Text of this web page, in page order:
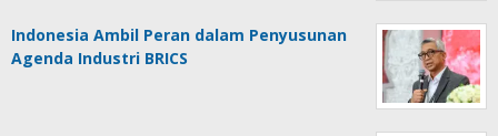
Indonesia Ambil Peran dalam Penyusunan
Agenda Industri BRICS